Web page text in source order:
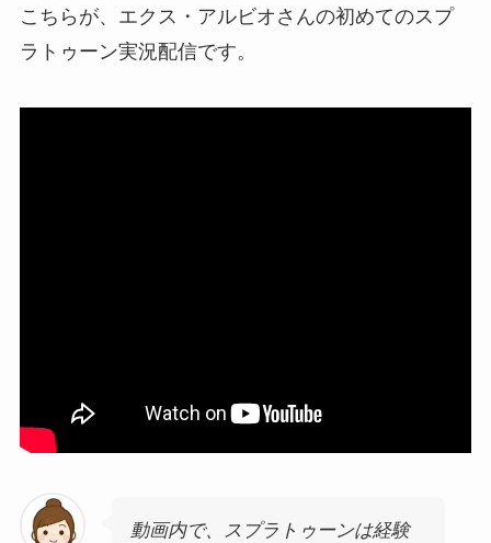
こちらが、エクス・アルビオさんの初めてのスプ
ラトゥーン実況配信です。
動画内で、スプラトゥーンは経験